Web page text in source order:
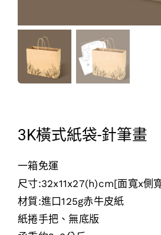
3K橫式紙袋-針筆畫
一箱免運
尺寸:32x11x27(h)cm[面寬x側
材質:進口125g赤牛皮紙
紙捲手把、無底版